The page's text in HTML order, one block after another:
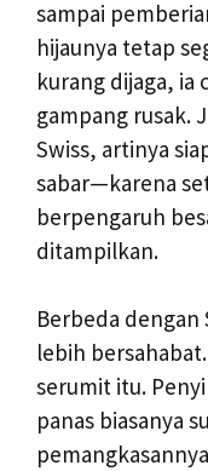
sampai
hijaunya tetap
kurang dijaga, ia
gampang rusak.
Swiss, artinya
sabar—karena
berpengaruh
ditampilkan.
Berbeda dengan
lebih
serumit itu.
panas biasanya